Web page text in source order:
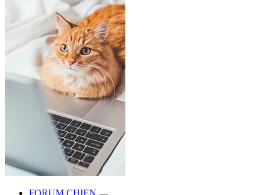
FORUM CHIEN